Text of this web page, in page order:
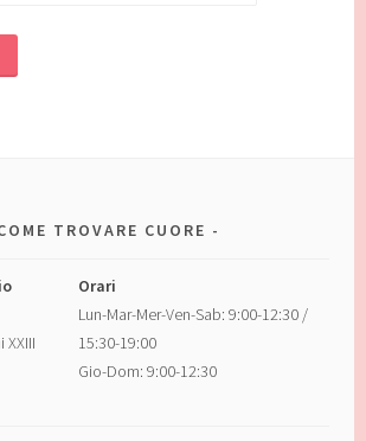
TROVARE CUORE
XXIII
Orari
Lun-Mar-Mer-Ven-Sab: 9:00-12:30 /
15:30-19:00
Gio-Dom: 9:00-12:30